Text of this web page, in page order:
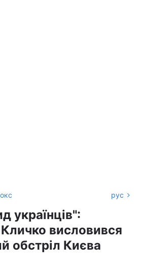
рус
українців":
висловився
обстріл Києва